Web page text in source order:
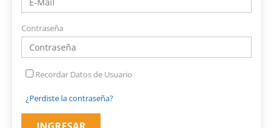
Contraseña
Recordar Datos de Usuario
¿Perdiste la contraseña?